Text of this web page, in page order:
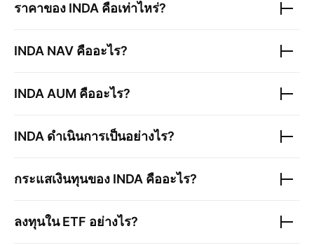
ราคาของ INDA คือเท่าไหร่?
INDA NAV คืออะไร?
INDA AUM คืออะไร?
INDA ดำเนินการเป็นอย่างไร?
กระแสเงินทุนของ INDA คืออะไร?
ลงทุนใน ETF อย่างไร?